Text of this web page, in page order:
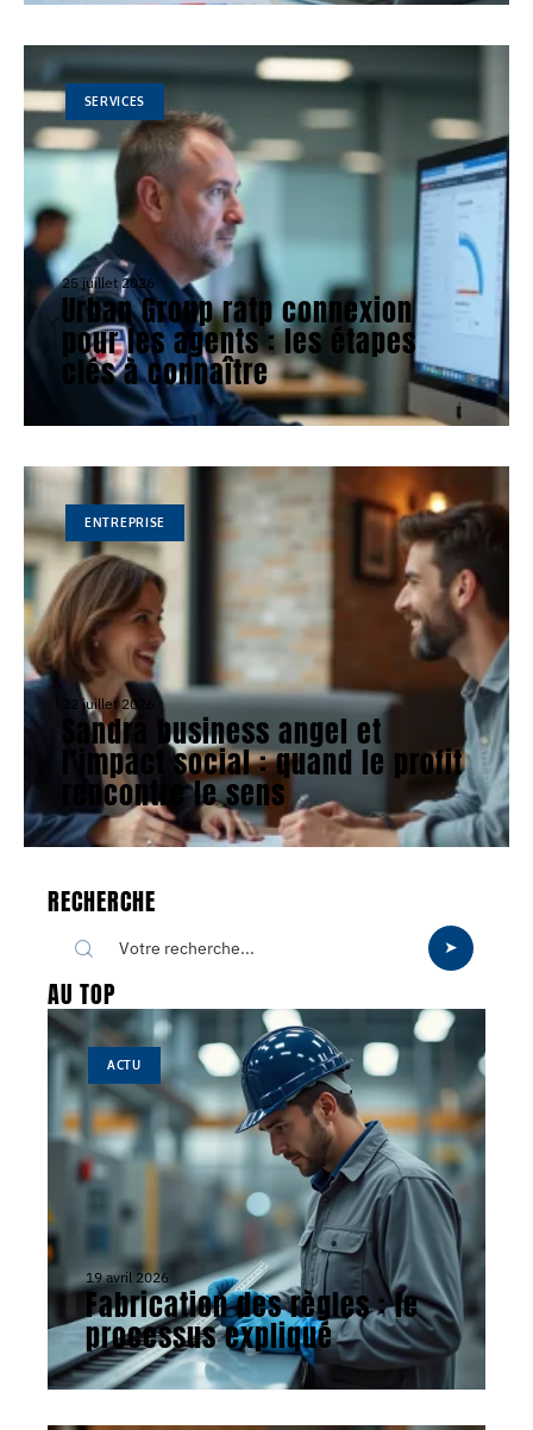
SERVICES
25 juillet 2026
Urban Group ratp connexion
pour les agents : les étapes
clés à connaître
ENTREPRISE
22 juillet 2026
Sandra business angel et
l’impact social : quand le profit
rencontre le sens
RECHERCHE
AU TOP
ACTU
19 avril 2026
Fabrication des règles : le
processus expliqué